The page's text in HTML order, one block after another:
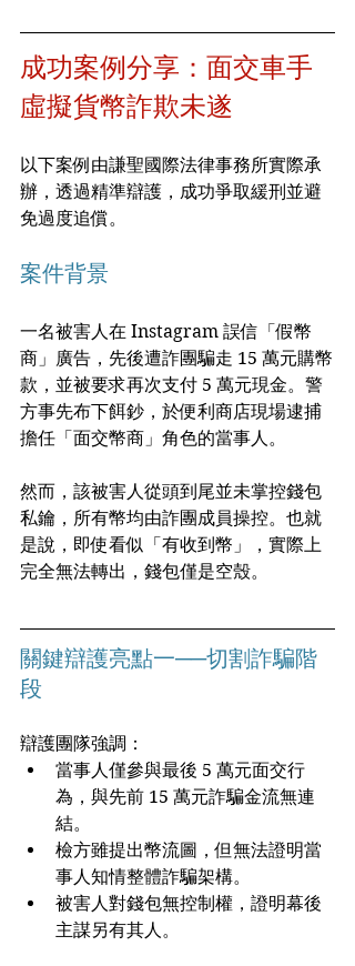
成功案例分享：面交車手
虛擬貨幣詐欺未遂
以下案例由謙聖國際法律事務所實際承
辦，透過精準辯護，成功爭取緩刑並避
免過度追償。
案件背景
一名被害人在 Instagram 誤信「假幣
商」廣告，先後遭詐團騙走 15 萬元購幣
款，並被要求再次支付 5 萬元現金。警
方事先布下餌鈔，於便利商店現場逮捕
擔任「面交幣商」角色的當事人。
然而，該被害人從頭到尾並未掌控錢包
私鑰，所有幣均由詐團成員操控。也就
是說，即使看似「有收到幣」，實際上
完全無法轉出，錢包僅是空殼。
關鍵辯護亮點一──切割詐騙階
段
辯護團隊強調：
當事人僅參與最後 5 萬元面交行
為，與先前 15 萬元詐騙金流無連
結。
檢方雖提出幣流圖，但無法證明當
事人知情整體詐騙架構。
被害人對錢包無控制權，證明幕後
主謀另有其人。